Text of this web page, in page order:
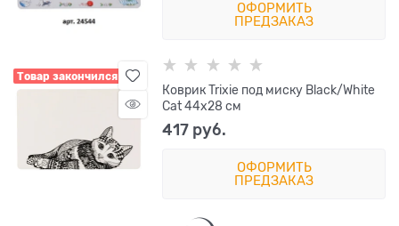
ОФОРМИТЬ
ПРЕДЗАКАЗ
Товар закончился
Коврик Trixie под миску Black/White
Cat 44x28 см
417 руб.
ОФОРМИТЬ
ПРЕДЗАКАЗ